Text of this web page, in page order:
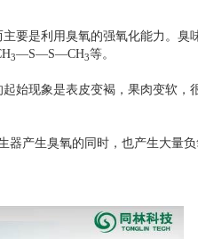
要是利用臭氧的强氧化能力。臭
3—S—S—CH3等。
始现象是表皮变褐，果肉变软，
器产生臭氧的同时，也产生大量